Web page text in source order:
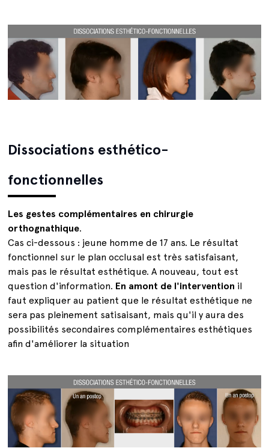
Dissociations esthético-
fonctionnelles
Les gestes complémentaires en chirurgie
orthognathique.
Cas ci-dessous : jeune homme de 17 ans. Le résultat
fonctionnel sur le plan occlusal est très satisfaisant,
mais pas le résultat esthétique. A nouveau, tout est
question d'information. En amont de l'intervention il
faut expliquer au patient que le résultat esthétique ne
sera pas pleinement satisaisant, mais qu'il y aura des
possibilités secondaires complémentaires esthétiques
afin d'améliorer la situation